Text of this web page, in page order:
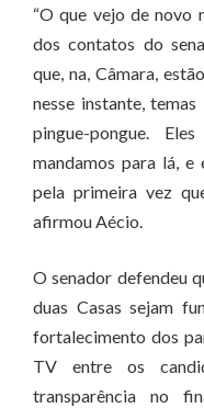
“O que vejo de novo
dos contatos do
que, na, Câmara,
nesse instante,
pingue-pongue.
mandamos para lá, e
pela primeira vez
afirmou Aécio.
O senador defendeu
duas Casas sejam
fortalecimento dos
TV entre os
transparência no